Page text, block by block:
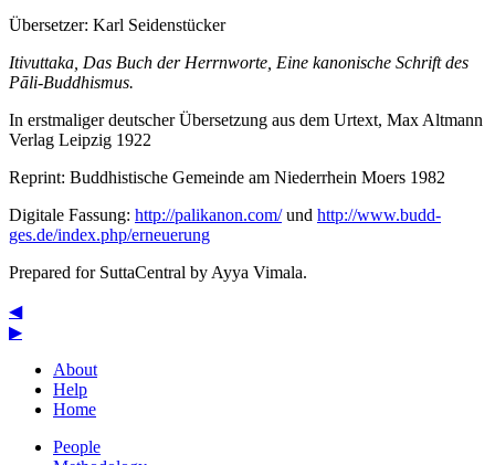
Übersetzer: Karl Seidenstücker
Itivuttaka, Das Buch der Herrnworte, Eine kanonische Schrift des
Pāli-Buddhismus.
In erstmaliger deutscher Übersetzung aus dem Urtext, Max Altmann
Verlag Leipzig 1922
Reprint: Buddhistische Gemeinde am Niederrhein Moers 1982
Digitale Fassung: http://palikanon.com/und http://www.budd-
ges.de/index.php/erneuerung
Prepared for SuttaCentral by Ayya Vimala.
◀
▶
About
Help
Home
People